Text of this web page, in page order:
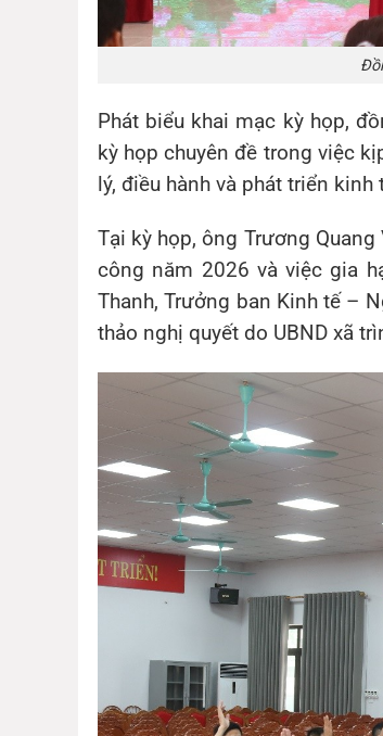
Phát biểu khai mạc kỳ họp,
kỳ họp chuyên đề trong việc
lý, điều hành và phát triển
Tại kỳ họp, ông Trương Quang
công năm 2026 và việc gia
Thanh, Trưởng ban Kinh tế –
thảo nghị quyết do UBND xã